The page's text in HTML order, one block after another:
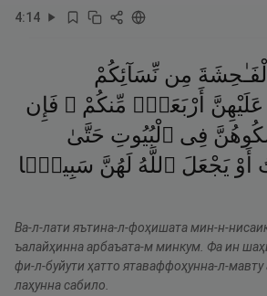
4:14
مِن نِّسَآئِكُمْ
عَلَيْهِنَّ أَرْبَعَةًۭ مِّنكُمْ ۖ فَإِن
فِى ٱلْبُيُوتِ حَتَّىٰ
أَوْ يَجْعَلَ ٱللَّهُ لَهُنَّ سَبِيلًۭا
Ва-л-лати яътина-л-фоҳишата мин-н-
ъалайҳинна арбаъата-м минкум. Фа ин
фи-л-буйути ҳатто ятаваффоҳунна-л-мавту
лаҳунна сабило.